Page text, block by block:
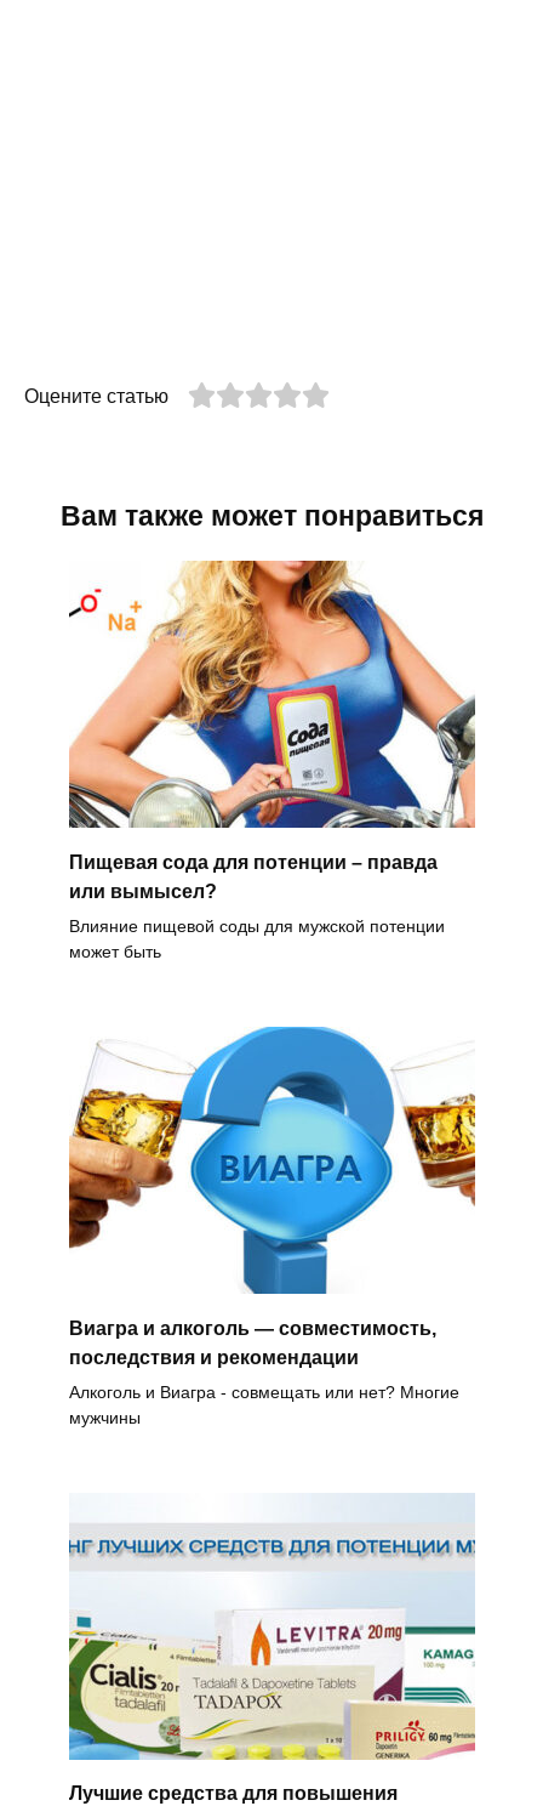
Оцените статью
Вам также может понравиться
Пищевая сода для потенции – правда
или вымысел?
Влияние пищевой соды для мужской потенции
может быть
Виагра и алкоголь — совместимость,
последствия и рекомендации
Алкоголь и Виагра - совмещать или нет? Многие
мужчины
Лучшие средства для повышения